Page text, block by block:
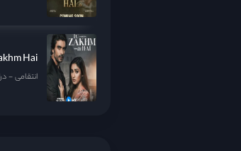
Hai
انتقامی